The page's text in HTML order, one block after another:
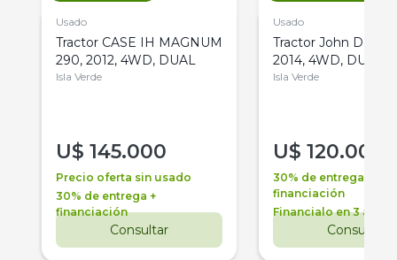
Usado
Tractor CASE IH MAGNUM
290, 2012, 4WD, DUAL
Isla Verde
U$ 145.000
Precio oferta sin usado
30% de entrega +
financiación
Consultar
Usado
Tractor John Deere
2014, 4WD, DUAL
Isla Verde
U$ 120.000
30% de entrega +
financiación
Financialo en 3 años
Consultar